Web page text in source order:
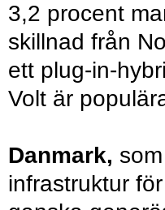
3,2 procent
skillnad från
ett plug-in-
Volt är
Danmark,
infrastruktur